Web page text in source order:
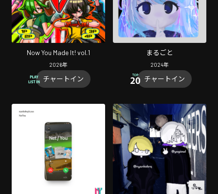
Now You Made It! vol.1
2026年
チャートイン
まるごと
2024年
チャートイン